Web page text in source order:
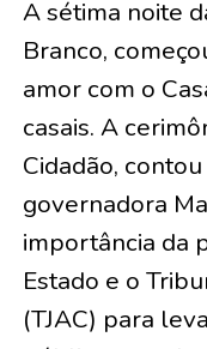
A sétima noite
Branco,
amor com o
casais. A
Cidadão,
governadora
importância da
Estado e o
(TJAC) para